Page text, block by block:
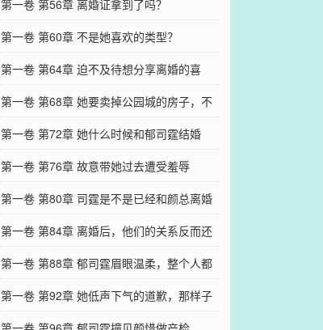
第一卷 第56章 离婚证拿到了吗？
第一卷 第60章 不是她喜欢的类型？
第一卷 第64章 迫不及待想分享离婚的喜
悦？
第一卷 第68章 她要卖掉公园城的房子，不
留一丝回忆
第一卷 第72章 她什么时候和郁司霆结婚
了？
第一卷 第76章 故意带她过去遭受羞辱
第一卷 第80章 司霆是不是已经和颜总离婚
了？
第一卷 第84章 离婚后，他们的关系反而还
被曝光了
第一卷 第88章 郁司霆眉眼温柔，整个人都
很放松
第一卷 第92章 她低声下气的道歉，那样子